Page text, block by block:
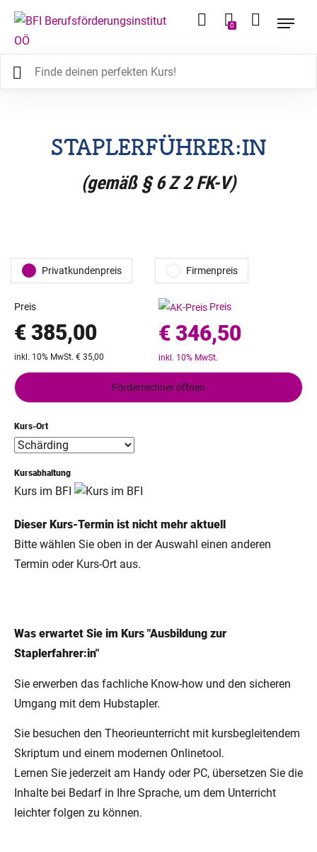
0
STAPLERFÜHRER:IN
(gemäß § 6 Z 2 FK-V)
Was erwartet Sie im Kurs "Ausbildung zur
Staplerfahrer:in"
Sie erwerben das fachliche Know-how und den sicheren
Umgang mit dem Hubstapler.
Sie besuchen den Theorieunterricht mit kursbegleitendem
Skriptum und einem modernen Onlinetool.
Lernen Sie jederzeit am Handy oder PC, übersetzen Sie die
Inhalte bei Bedarf in Ihre Sprache, um dem Unterricht
leichter folgen zu können.
Kurs-Ort
Kursabhaltung
Kurs im BFI
Privatkundenpreis Firmenpreis
Preis
€ 385,00
inkl. 10% MwSt. € 35,00
Preis
€ 346,50
inkl. 10% MwSt.
Förderrechner öffnen
Dieser Kurs-Termin ist nicht mehr aktuell
Bitte wählen Sie oben in der Auswahl einen anderen
Termin oder Kurs-Ort aus.